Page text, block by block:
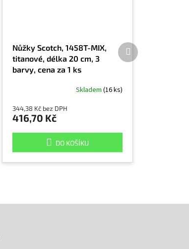
Nůžky Scotch, 1458T-MIX,
titanové, délka 20 cm, 3
barvy, cena za 1 ks
Skladem (16 ks)
344,38 Kč bez DPH
416,70 Kč
DO KOŠÍKU
Další
produkt